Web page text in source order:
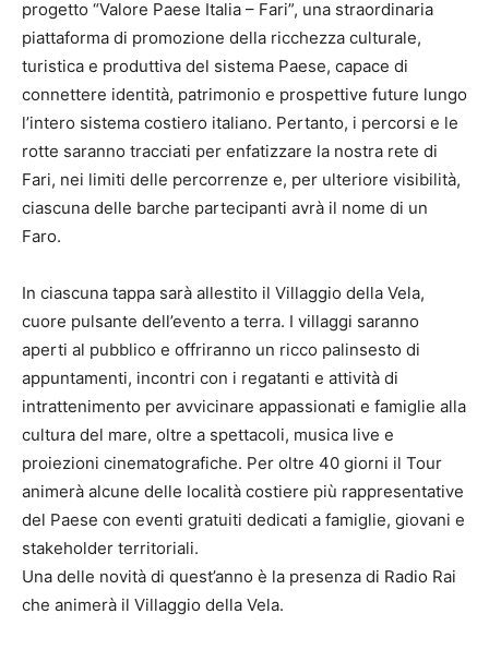
progetto “Valore Paese Italia – Fari”, una straordinaria
piattaforma di promozione della ricchezza culturale,
turistica e produttiva del sistema Paese, capace di
connettere identità, patrimonio e prospettive future lungo
l’intero sistema costiero italiano. Pertanto, i percorsi e le
rotte saranno tracciati per enfatizzare la nostra rete di
Fari, nei limiti delle percorrenze e, per ulteriore visibilità,
ciascuna delle barche partecipanti avrà il nome di un
Faro.
In ciascuna tappa sarà allestito il Villaggio della Vela,
cuore pulsante dell’evento a terra. I villaggi saranno
aperti al pubblico e offriranno un ricco palinsesto di
appuntamenti, incontri con i regatanti e attività di
intrattenimento per avvicinare appassionati e famiglie alla
cultura del mare, oltre a spettacoli, musica live e
proiezioni cinematografiche. Per oltre 40 giorni il Tour
animerà alcune delle località costiere più rappresentative
del Paese con eventi gratuiti dedicati a famiglie, giovani e
stakeholder territoriali.
Una delle novità di quest’anno è la presenza di Radio Rai
che animerà il Villaggio della Vela.